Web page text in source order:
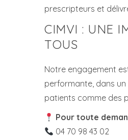
prescripteurs et
CIMVI : UNE
TOUS
Notre engagement
performante, dans
patients comme des
Pour toute
04 70 98 43 02